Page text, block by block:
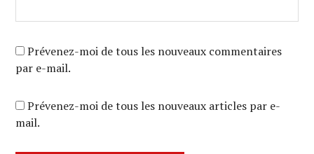
Prévenez-moi de tous les nouveaux commentaires
par e-mail.
Prévenez-moi de tous les nouveaux articles par e-
mail.